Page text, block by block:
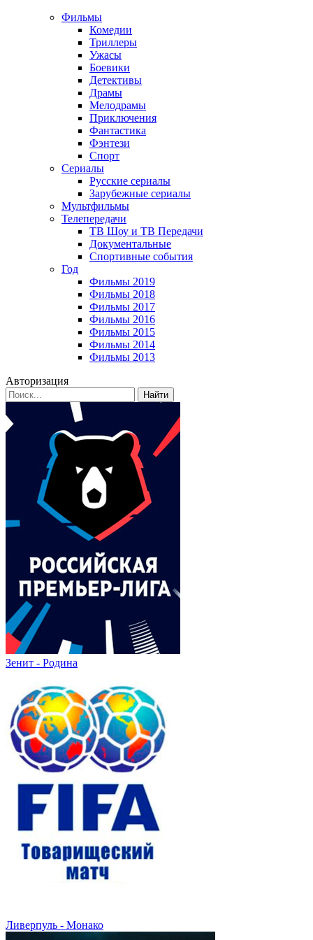
Фильмы
Комедии
Триллеры
Ужасы
Боевики
Детективы
Драмы
Мелодрамы
Приключения
Фантастика
Фэнтези
Спорт
Сериалы
Русские сериалы
Зарубежные сериалы
Мультфильмы
Телепередачи
ТВ Шоу и ТВ Передачи
Документальные
Спортивные события
Год
Фильмы 2019
Фильмы 2018
Фильмы 2017
Фильмы 2016
Фильмы 2015
Фильмы 2014
Фильмы 2013
Авторизация
Найти
Зенит - Родина
Ливерпуль - Монако